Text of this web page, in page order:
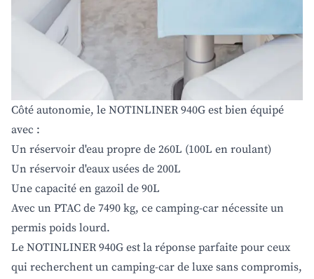
Côté autonomie, le NOTINLINER 940G est bien équipé
avec :
Un réservoir d'eau propre de 260L (100L en roulant)
Un réservoir d'eaux usées de 200L
Une capacité en gazoil de 90L
Avec un PTAC de 7490 kg, ce camping-car nécessite un
permis poids lourd.
Le NOTINLINER 940G est la réponse parfaite pour ceux
qui recherchent un camping-car de luxe sans compromis,